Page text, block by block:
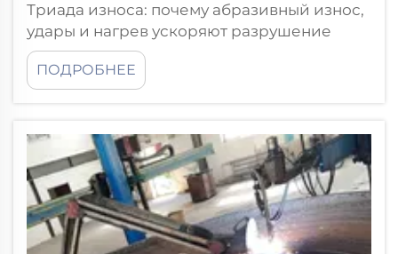
Триада износа: почему абразивный износ,
удары и нагрев ускоряют разрушение
синергетически. Одновременное
воздействие в системах транспортировки
насыпных материалов. Износостойкие
цементные печи и передачи конвейеров
на горнодобывающих предприятиях,
сталкиваются с тремя основными
проблемами одновременно...
ПОДРОБНЕЕ